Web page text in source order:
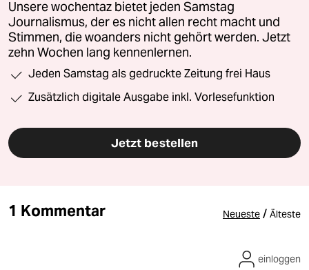
Unsere wochentaz bietet jeden Samstag
Journalismus, der es nicht allen recht macht und
Stimmen, die woanders nicht gehört werden. Jetzt
zehn Wochen lang kennenlernen.
Jeden Samstag als gedruckte Zeitung frei Haus
Zusätzlich digitale Ausgabe inkl. Vorlesefunktion
Jetzt bestellen
1 Kommentar Neueste / Älteste
einloggen